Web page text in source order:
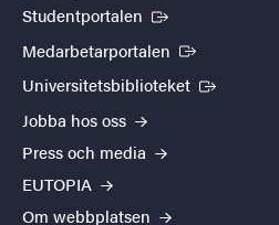
Studentportalen (Extern länk)
Medarbetarportalen (Extern länk)
Universitetsbiblioteket (Extern länk)
Jobba hos oss
Press och media
EUTOPIA
Om webbplatsen